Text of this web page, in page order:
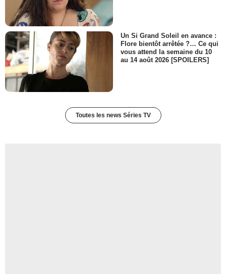
Un Si Grand Soleil en avance :
Flore bientôt arrêtée ?… Ce qui
vous attend la semaine du 10
au 14 août 2026 [SPOILERS]
Toutes les news Séries TV